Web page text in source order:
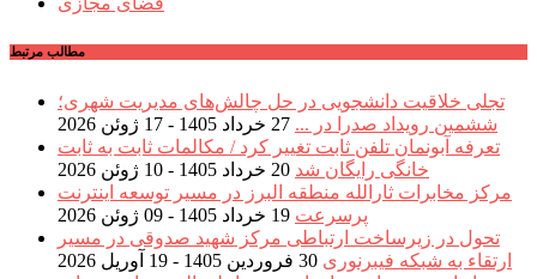
مطالب مرتبط
تجلی خلاقیت دانشجویی در حل چالش‌های مدیریت شهری؛
ششمین رویداد صدرا در ... 27 خرداد 1405 - 17 ژوئن 2026
تعرفه آبونمان تلفن ثابت تغییر کرد / مکالمات ثابت به ثابت
خانگی رایگان شد 20 خرداد 1405 - 10 ژوئن 2026
مرکز مخابرات ثارالله منطقه البرز در مسیر توسعه اینترنت
پرسرعت 19 خرداد 1405 - 09 ژوئن 2026
تحول در زیرساخت ارتباطی مرکز شهید صدوقی در مسیر
ارتقاء به شبکه فیبرنوری 30 فروردین 1405 - 19 آوریل 2026